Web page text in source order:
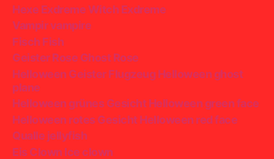
Hexe Exdreme Witch Exdreme
Vampir vampire
Fisch Fish
Geister Rose Ghost Rose
Helloween Geister Flugzeug Helloween ghost
plane
Helloween grünes Gesicht Helloween green face
Helloween rotes Gesicht Helloween red face
Qualle jellyfish
Eis Clown Ice clown